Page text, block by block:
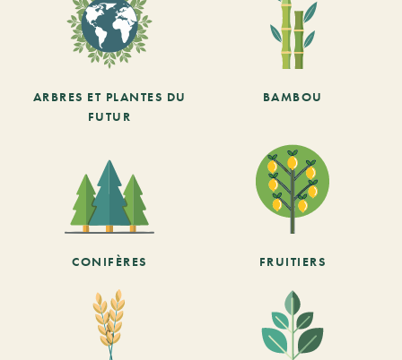
ARBRES ET PLANTES DU
FUTUR
BAMBOU
CONIFÈRES FRUITIERS